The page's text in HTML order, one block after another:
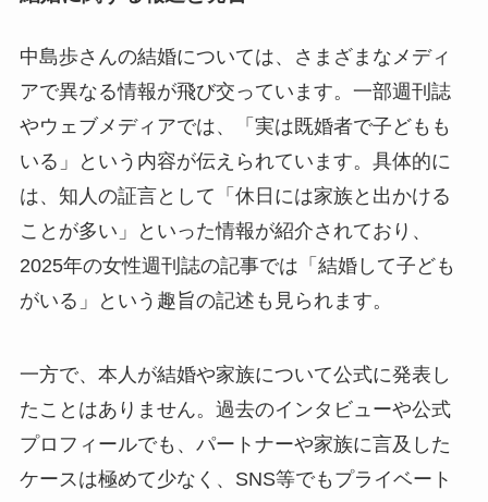
中島歩さんの結婚については、さまざまなメディ
アで異なる情報が飛び交っています。一部週刊誌
やウェブメディアでは、「実は既婚者で子どもも
いる」という内容が伝えられています。具体的に
は、知人の証言として「休日には家族と出かける
ことが多い」といった情報が紹介されており、
2025年の女性週刊誌の記事では「結婚して子ども
がいる」という趣旨の記述も見られます。
一方で、本人が結婚や家族について公式に発表し
たことはありません。過去のインタビューや公式
プロフィールでも、パートナーや家族に言及した
ケースは極めて少なく、SNS等でもプライベート